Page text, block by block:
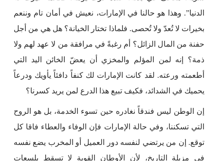
الدنيا”. وهذا هو حالنا في الإمارات، نعيش في أمان تام وننعم
بخيرات لا تُعدّ ولا تُحصى. فلماذا تختار الخيانة؟ هل هي من أجل
حفنة من المال الزائل؟ أم رغبةً في مرافقة من لا عهد لهم ولا
ذمة؟ إنه لمن المؤلم والمخزي أن يعضّ الخائن اليد التي
أطعمته ورعته. لقد كانت الإمارات لك كنفاً دافئاً يأويك ودرعاً
يحميك في الشدائد، فكيف تبيع هذا الدرع لمن يريد كسرنا؟
إن الوطن ليس فندقاً نغادره حين تسوء الخدمة، بل هو الروح
التي تسكننا، وفي حالة الإمارات فإن الوفاء والعطاء فاقا كل
توقع. إن من يرتضي لنفسه دور العميل أو المخرب يضع نفسه
في مزبلة التاريخ، لأن الأوطان القوية لا تسقط بلسعات